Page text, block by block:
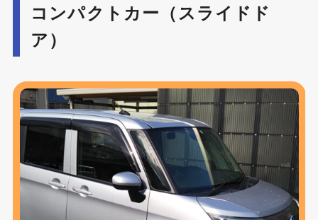
コンパクトカー（スライドド
ア）